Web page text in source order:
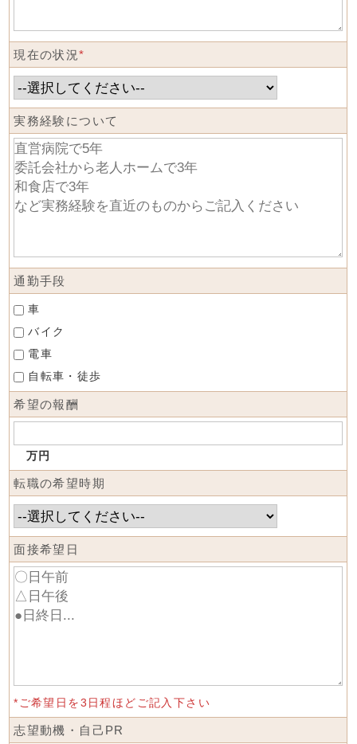
現在の状況*
実務経験について
通勤手段
車
バイク
電車
自転車・徒歩
希望の報酬
万円
転職の希望時期
面接希望日
*ご希望日を3日程ほどご記入下さい
志望動機・自己PR